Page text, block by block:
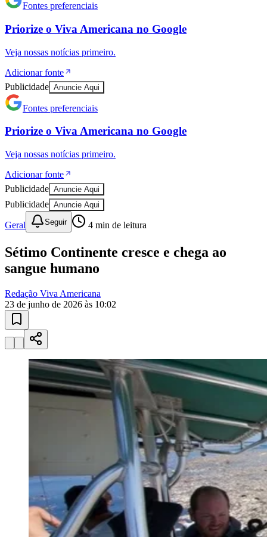
Athletico-PR
Bragantino
Fontes preferenciais
Priorize o Viva Americana no Google
Veja nossas notícias primeiro.
Adicionar fonte
Publicidade Anuncie Aqui
Fontes preferenciais
Priorize o Viva Americana no Google
Veja nossas notícias primeiro.
Adicionar fonte
Publicidade Anuncie Aqui
Publicidade Anuncie Aqui
Geral Seguir 4 min de leitura
Sétimo Continente cresce e chega ao
sangue humano
Redação Viva Americana
23 de junho de 2026 às 10:02